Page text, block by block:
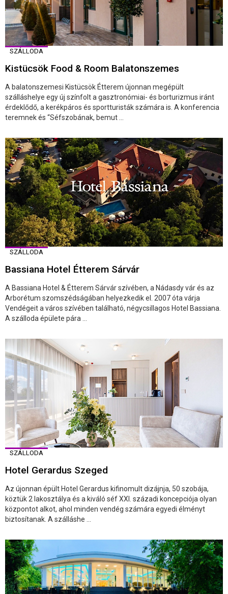
SZÁLLODA
Kistücsök Food & Room Balatonszemes
A balatonszemesi Kistücsök Étterem újonnan megépült
szálláshelye egy új színfolt a gasztronómiai- és borturizmus iránt
érdeklődő, a kerékpáros és sportturisták számára is. A konferencia
teremnek és “Séfszobának, bemut ...
SZÁLLODA
Bassiana Hotel Étterem Sárvár
A Bassiana Hotel & Étterem Sárvár szívében, a Nádasdy vár és az
Arborétum szomszédságában helyezkedik el. 2007 óta várja
Vendégeit a város szívében található, négycsillagos Hotel Bassiana.
A szálloda épülete pára ...
SZÁLLODA
Hotel Gerardus Szeged
Az újonnan épült Hotel Gerardus kifinomult dizájnja, 50 szobája,
köztük 2 lakosztálya és a kiváló séf XXI. századi koncepciója olyan
központot alkot, ahol minden vendég számára egyedi élményt
biztosítanak. A szálláshe ...